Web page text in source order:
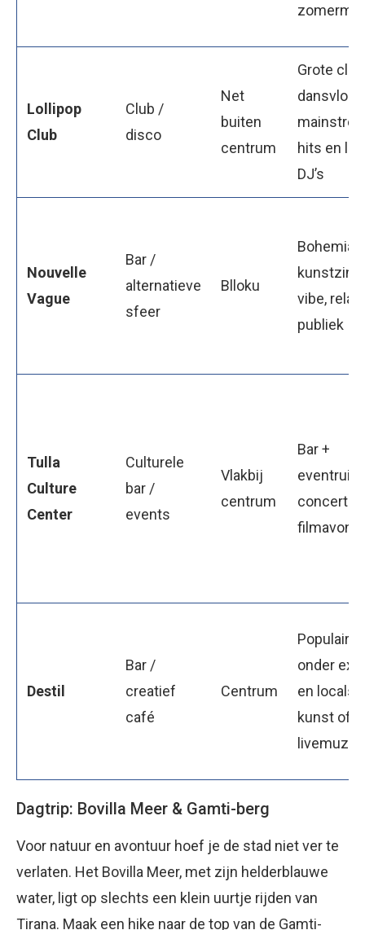
Lollipop
Club
Club /
disco
Net
buiten
centrum
Grote
dansvloer,
hits en
DJ’s
Nouvelle
Vague
Bar /
alternatieve
sfeer
Blloku
vibe,
publiek
Tulla
Culture
Center
Culturele
bar /
events
Vlakbij
centrum
Bar +
concerten,
Destil
Bar /
creatief
café
Centrum
Populaire
onder
en locals,
kunst of
Dagtrip: Bovilla Meer & Gamti-berg
Voor natuur en avontuur hoef je de stad niet ver te
verlaten. Het Bovilla Meer, met zijn helderblauwe
water, ligt op slechts een klein uurtje rijden van
Tirana. Maak een hike naar de top van de Gamti-